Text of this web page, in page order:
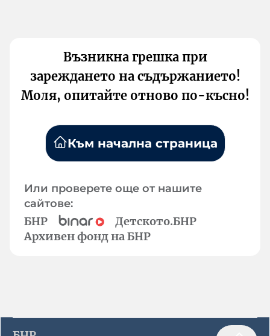
Възникна грешка при
зареждането на съдържанието!
Моля, опитайте отново по-късно!
Към начална страница
Или проверете още от нашите
сайтове:
БНР
Детското.БНР
Архивен фонд на БНР